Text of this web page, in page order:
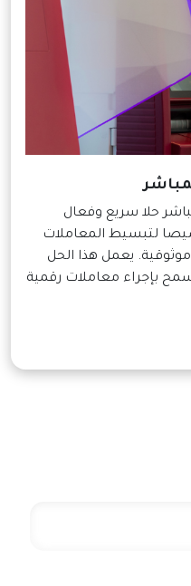
حلا سريع وفعال
لتبسيط المعاملات
يعمل هذا الحل
بإجراء معاملات رقمية